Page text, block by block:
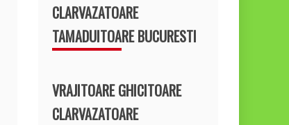
CLARVAZATOARE
TAMADUITOARE BUCURESTI
VRAJITOARE GHICITOARE
CLARVAZATOARE